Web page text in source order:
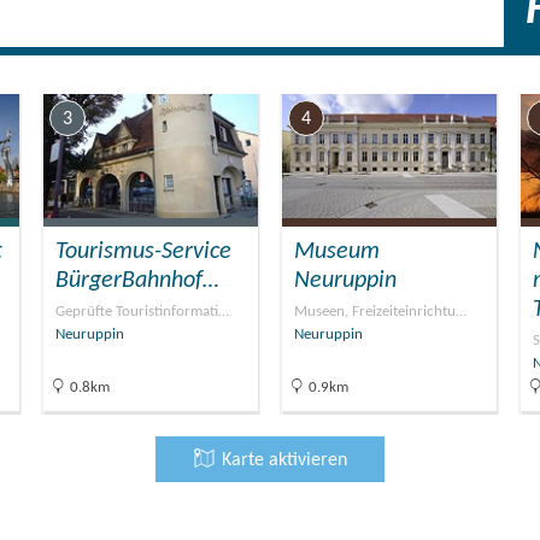
Sie die Seen und Wälder der Ruppiner Schweiz,
Theodor Fontanes, Karl Friedrich Schinkels und
unserer schönen Terrasse mit Seeblick.
3
Tourismus-Service
BürgerBahnhof…
Geprüfte Touristinformati…
Neuruppin
0.8km
4
Museum
Neuruppin
Museen, Freizeiteinrichtu…
Neuruppin
0.9km
Karte aktivieren